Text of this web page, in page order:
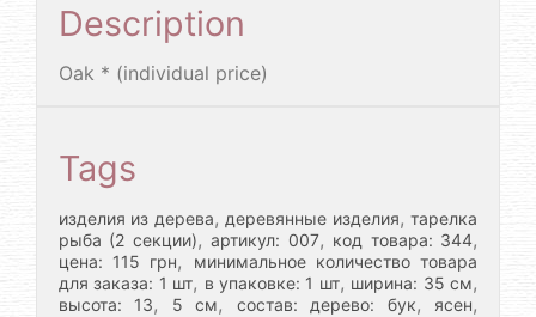
Description
Oak * (individual price)
Tags
изделия из дерева, деревянные изделия,тарелка
рыба (2 секции),артикул: 007, код товара: 344,
цена: 115 грн,
минимальное количество товара
для заказа: 1 шт, в упаковке: 1 шт, ширина: 35 см,
высота: 13, 5 см, состав: дерево: бук, ясен,